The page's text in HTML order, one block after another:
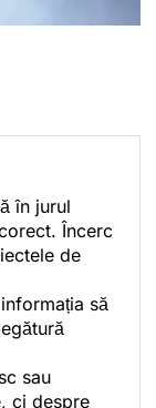
în jurul
Încerc
de
să
sau
ci despre